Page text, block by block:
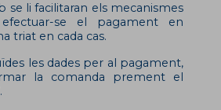
se li facilitaran els mecanismes
se el pagament en
triat en cada cas.
les dades per al pagament,
la comanda prement el